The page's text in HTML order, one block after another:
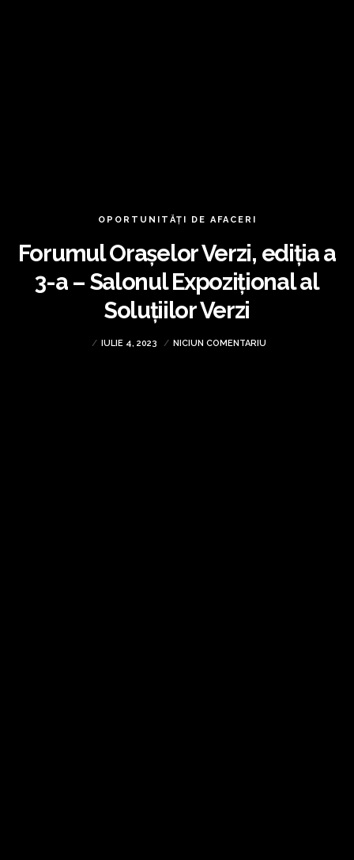
OPORTUNITĂȚI DE AFACERI
Forumul Orașelor Verzi, ediția a
3-a – Salonul Expozițional al
Soluțiilor Verzi
IULIE 4, 2023 NICIUN COMENTARIU